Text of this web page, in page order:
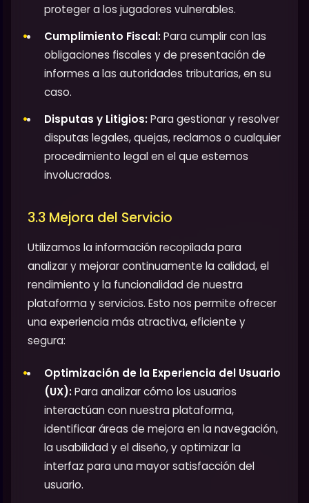
proteger a los jugadores vulnerables.
Cumplimiento Fiscal:Para cumplir con las
obligaciones fiscales y de presentación de
informes a las autoridades tributarias, en su
caso.
Disputas y Litigios:Para gestionar y resolver
disputas legales, quejas, reclamos o cualquier
procedimiento legal en el que estemos
involucrados.
3.3 Mejora del Servicio
Utilizamos la información recopilada para
analizar y mejorar continuamente la calidad, el
rendimiento y la funcionalidad de nuestra
plataforma y servicios. Esto nos permite ofrecer
una experiencia más atractiva, eficiente y
segura:
Optimización de la Experiencia del Usuario
(UX):Para analizar cómo los usuarios
interactúan con nuestra plataforma,
identificar áreas de mejora en la navegación,
la usabilidad y el diseño, y optimizar la
interfaz para una mayor satisfacción del
usuario.